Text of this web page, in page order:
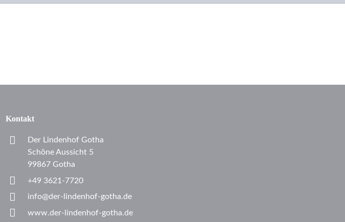
Kontakt
Der Lindenhof Gotha
Schöne Aussicht 5
99867 Gotha
+49 3621-7720
info@der-lindenhof-gotha.de
www.der-lindenhof-gotha.de